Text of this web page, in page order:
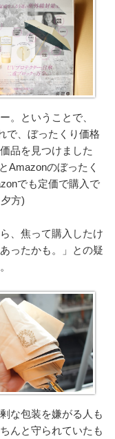
。ということで、
で、ぼったくり価格
品を見つけました
Amazonのぼったく
でも定価で購入で
方)
、焦って購入したけ
ったかも。」との疑
な包装を嫌がる人も
んと守られていたも